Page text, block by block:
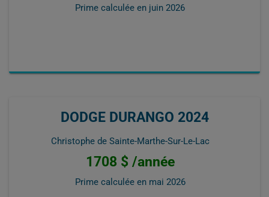
Prime calculée en juin 2026
DODGE DURANGO 2024
Christophe de Sainte-Marthe-Sur-Le-Lac
1708 $ /année
Prime calculée en mai 2026